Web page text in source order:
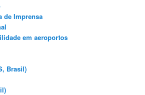
de Imprensa
em aeroportos
Brasil)